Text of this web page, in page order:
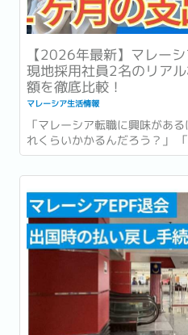
【2026年最新】マレー
現地採用社員2名のリア
額を徹底比較！
マレーシア生活情報
「マレーシア転職に興味があ
れくらいかかるんだろう？」
地採用のお給料でちゃんと貯
海外転職や移住を考え始めた